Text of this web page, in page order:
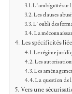
L’ambiguïté sur
Les clauses
L’oubli des
La
Les spécificités
Le régime
Les
Les
La question de
Vers une